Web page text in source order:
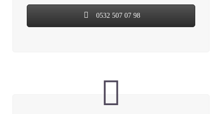
0532 507 07 98